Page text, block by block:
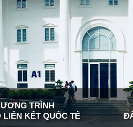
TRÌNH
KẾT QUỐC TẾ